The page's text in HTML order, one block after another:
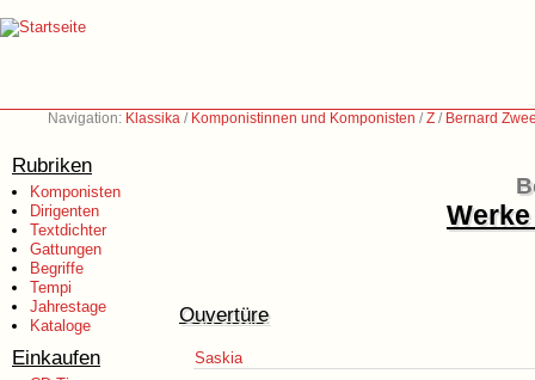
Navigation: Klassika / Komponistinnen und Komponisten /Z / Bernard
Rubriken
Komponisten
Dirigenten
Textdichter
Gattungen
Begriffe
Tempi
Jahrestage
Kataloge
Einkaufen
Ouvertüre
Saskia